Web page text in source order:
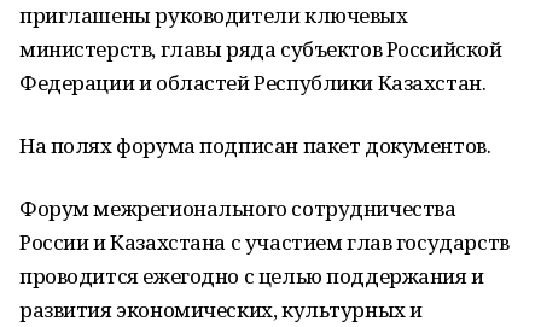
приглашены руководители ключевых
министерств, главы ряда субъектов Российской
Федерации и областей Республики Казахстан.
На полях форума подписан пакет документов.
Форум межрегионального сотрудничества
России и Казахстана с участием глав государств
проводится ежегодно с целью поддержания и
развития экономических, культурных и